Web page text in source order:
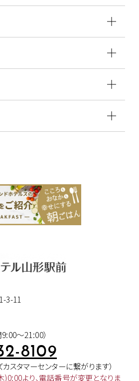
3-11
～21:00）
8109
カスタマーセンターに繋がります）
より、電話番号が変更となりま